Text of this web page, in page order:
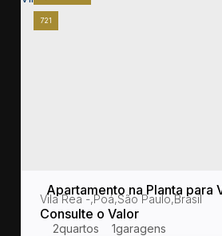
721
Apartamento na Planta para
SP no bairro Vila
Consulte o Valor
Vila Rea ,Poá,São Paulo,Brasil
2 1